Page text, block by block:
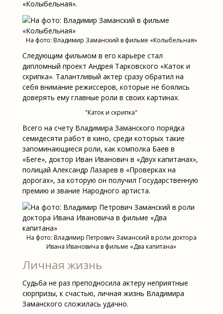
«Колыбельная».
На фото: Владимир Заманский в фильме «Колыбельная»
Следующим фильмом в его карьере стал
дипломный проект Андрея Тарковского «Каток и
скрипка». Талантливый актер сразу обратил на
себя внимание режиссеров, которые не боялись
доверять ему главные роли в своих картинах.
"Каток и скрипка"
Всего на счету Владимира Заманского порядка
семидесяти работ в кино, среди которых такие
запоминающиеся роли, как комполка Баев в
«Беге», доктор Иван Иванович в «Двух капитанах»,
полицай Александр Лазарев в «Проверках на
дорогах», за которую он получил Государственную
премию и звание Народного артиста.
На фото: Владимир Петрович Заманский в роли доктора
Ивана Ивановича в фильме «Два капитана»
Личная жизнь
Судьба не раз преподносила актеру неприятные
сюрпризы, к счастью, личная жизнь Владимира
Заманского сложилась удачно.